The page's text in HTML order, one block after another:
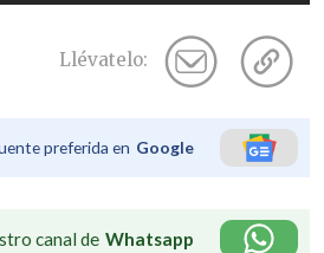
Llévatelo:
preferida en Google
canal de Whatsapp